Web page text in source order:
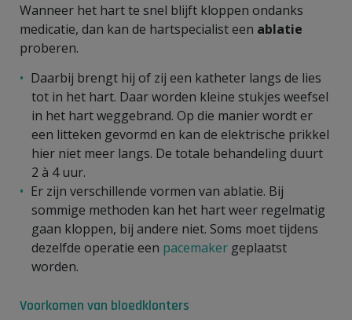
Wanneer het hart te snel blijft kloppen ondanks
medicatie, dan kan de hartspecialist een ablatie
proberen.
Daarbij brengt hij of zij een katheter langs de lies
tot in het hart. Daar worden kleine stukjes weefsel
in het hart weggebrand. Op die manier wordt er
een litteken gevormd en kan de elektrische prikkel
hier niet meer langs. De totale behandeling duurt
2 à 4 uur.
Er zijn verschillende vormen van ablatie. Bij
sommige methoden kan het hart weer regelmatig
gaan kloppen, bij andere niet. Soms moet tijdens
dezelfde operatie een pacemaker geplaatst
worden.
Voorkomen van bloedklonters